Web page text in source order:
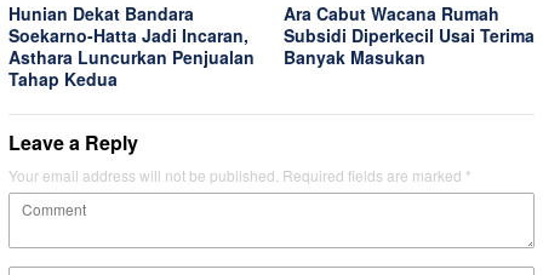
Hunian Dekat Bandara
Soekarno-Hatta Jadi Incaran,
Asthara Luncurkan Penjualan
Tahap Kedua
Ara Cabut Wacana Rumah
Subsidi Diperkecil Usai Terima
Banyak Masukan
Leave a Reply
Your email address will not be published. Required fields are marked *